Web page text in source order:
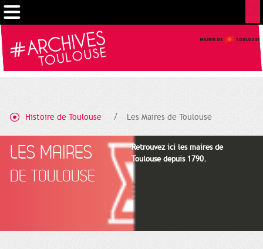
Histoire de Toulouse Les Maires de Toulouse
LES MAIRES
DE TOULOUSE
Retrouvez ici les maires de
Toulouse depuis 1790.
Gestion de vos préférences sur les cookies